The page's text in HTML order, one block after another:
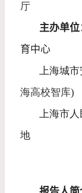
厅
主办单位
育中心
上海城
海高校智库)
上海市
地